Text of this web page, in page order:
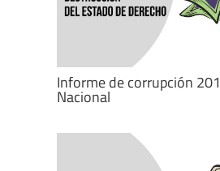
Informe de corrupción
Nacional